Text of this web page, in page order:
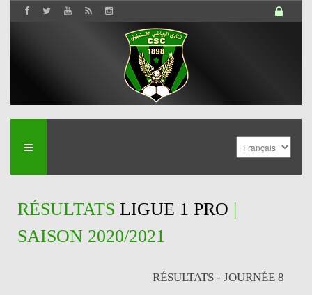
RÉSULTATS LIGUE 1 PRO |
SAISON 2020/2021
RÉSULTATS - JOURNÉE 8